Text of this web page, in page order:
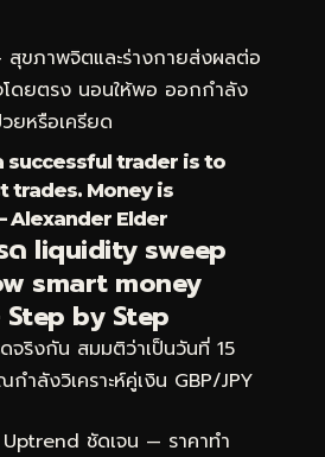
สุขภาพจิตและร่างกายส่งผลต่อ
ดยตรง นอนให้พอ ออกกำลัง
ยหรือเครียด
successful trader is to
trades. Money is
Alexander Elder
ด liquidity sweep
smart money
by Step
จริงกัน สมมติว่าเป็นวันที่ 15
ลังวิเคราะห์คู่เงิน GBP/JPY
ชัดเจน — ราคาทำ